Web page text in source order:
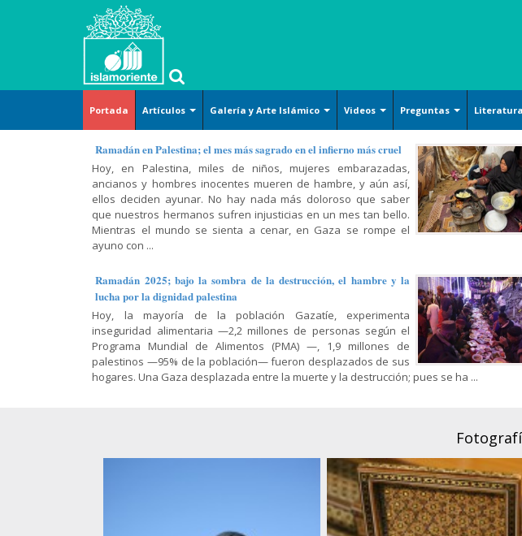
Portada Artículos
Islam
básico
Derecho
Religión-
Ética
Doctrina
Shiismo
Oración-
Súplica
Filosofía-
Gnosis
Corán-
Hadiz-
Dichos
Arte-
Cultura-
Civilización
Familia-
Educación
Historia-
Biografía
Ciencias
Sociología
(pdf)
Galería y Arte Islámico
Arte islámico
Arquitecture
Handicrafts
Islamic Calligraphy
Persian Miniature
Armamentos y utensilios
decorados artísticamente
Pintura
Cerámicas islámicas
Caricatura
Lugares sagrados
Mujer musulmana
Videos
Arte y
Cultura
Tafsir del
Corán
(exégesis)
Diálogo
Lamentación
y
celebración
Recitación
del Corán
Métodos
de la
lectura del
Corán
Conferencia,
discurso y
Historia y
política
Varios
Película,
serie y
animación
Preguntas
Islam
(definición)
Cosmovisión
islámica
Doctrina
islámica
Historia
El Shiismo y
las demás
escuelas
islámicas
Islam y
temas
sociales
Jurisprudencia
y leyes
prácticas
islámica
Religiones
comparadas
Sagrado
Corán
El Shiismo y
Literatura
Poesía
Cuentos
Ramadán en Palestina; el mes más sagrado en el infierno más cruel
Hoy, en Palestina, miles de niños, mujeres embarazadas,
ancianos y hombres inocentes mueren de hambre, y aún así,
ellos deciden ayunar. No hay nada más doloroso que saber
que nuestros hermanos sufren injusticias en un mes tan bello.
Mientras el mundo se sienta a cenar, en Gaza se rompe el
ayuno con ...
Ramadán 2025; bajo la sombra de la destrucción, el hambre y la
lucha por la dignidad palestina
Hoy, la mayoría de la población Gazatíe, experimenta
inseguridad alimentaria —2,2 millones de personas según el
Programa Mundial de Alimentos (PMA) —, 1,9 millones de
palestinos —95% de la población— fueron desplazados de sus
hogares. Una Gaza desplazada entre la muerte y la destrucción; pues se ha ...